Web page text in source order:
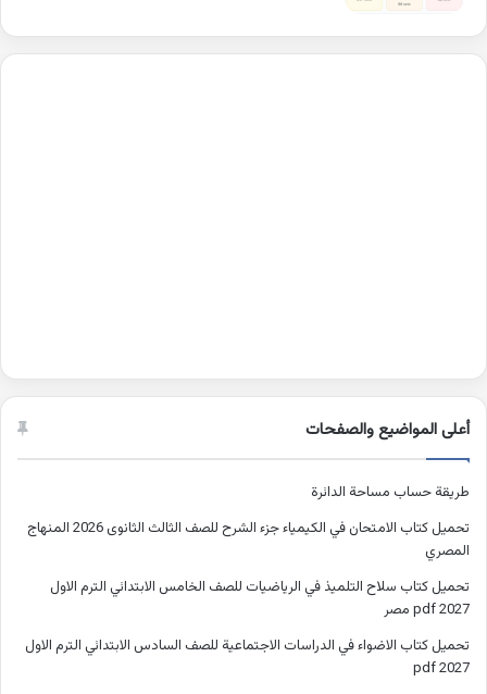
أعلى المواضيع والصفحات
طريقة حساب مساحة الدائرة
تحميل كتاب الامتحان في الكيمياء جزء الشرح للصف الثالث الثانوى 2026 المنهاج
المصري
تحميل كتاب سلاح التلميذ في الرياضيات للصف الخامس الابتدائي الترم الاول
2027 pdf مصر
تحميل كتاب الاضواء في الدراسات الاجتماعية للصف السادس الابتدائي الترم الاول
2027 pdf